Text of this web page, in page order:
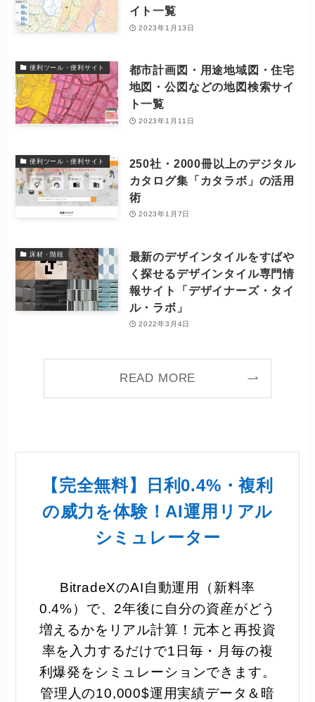
イト一覧
2023年1月13日
便利ツール・便利サイト
都市計画図・用途地域図・住宅
地図・公図などの地図検索サイ
ト一覧
2023年1月11日
便利ツール・便利サイト
250社・2000冊以上のデジタル
カタログ集「カタラボ」の活用
術
2023年1月7日
床材・階段
最新のデザインタイルをすばや
く探せるデザインタイル専門情
報サイト「デザイナーズ・タイ
ル・ラボ」
2022年3月4日
READ MORE
【完全無料】日利0.4%・複利
の威力を体験！AI運用リアル
シミュレーター
BitradeXのAI自動運用（新料率
0.4%）で、2年後に自分の資産がどう
増えるかをリアル計算！元本と再投資
率を入力するだけで1日毎・月毎の複
利爆発をシミュレーションできます。
管理人の10,000$運用実績データ＆暗